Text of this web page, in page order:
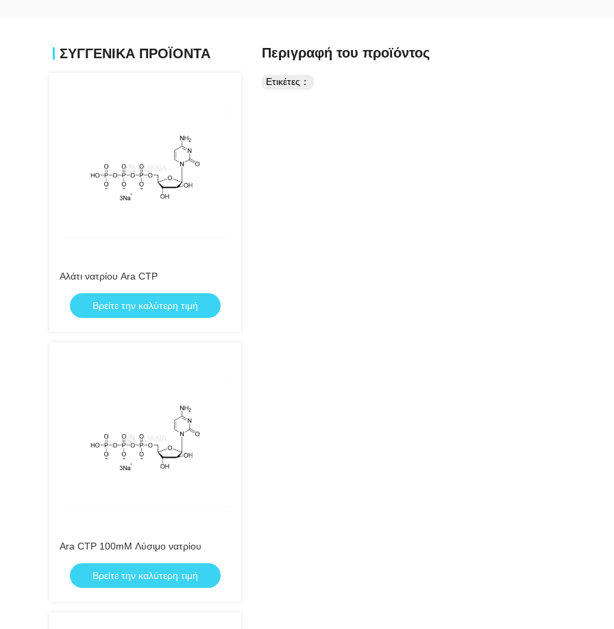
ΣΥΓΓΕΝΙΚΆ ΠΡΟΪΌΝΤΑ
Αλάτι νατρίου Ara CTP
Βρείτε την καλύτερη τιμή
Ara CTP 100mM Λύσιμο νατρίου
Βρείτε την καλύτερη τιμή
Περιγραφή του προϊόντος
Ετικέτες：